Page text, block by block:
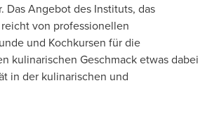
Das Angebot des Instituts, das
von professionellen
und Kochkursen für die
kulinarischen Geschmack etwas dabei
in der kulinarischen und